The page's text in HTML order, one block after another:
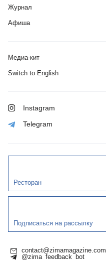
Журнал
Афиша
Медиа-кит
Switch to English
Instagram
Telegram
Ресторан
Подписаться на рассылку
contact@zimamagazine.com
@zima_feedback_bot